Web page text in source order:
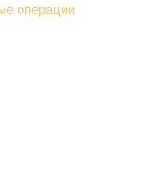
операции